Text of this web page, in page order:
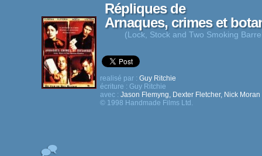
Répliques de
Arnaques, crimes et
(Lock, Stock and Two Smoking
realisé par : Guy Ritchie
écriture : Guy Ritchie
avec : Jason Flemyng, Dexter Fletcher, Nick Moran
© 1998 Handmade Films Ltd.